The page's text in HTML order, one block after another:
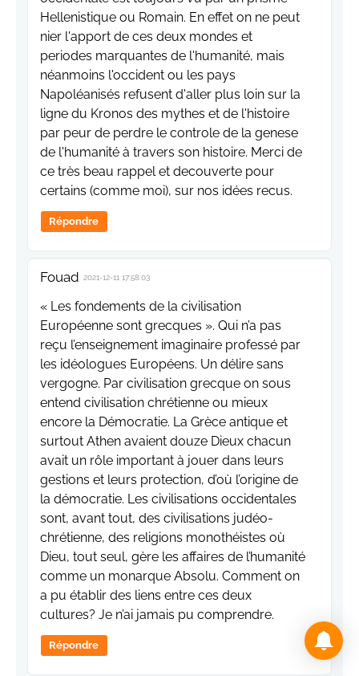
Hellenistique ou Romain. En effet on ne peut
nier l'apport de ces deux mondes et
periodes marquantes de l'humanité, mais
néanmoins l'occident ou les pays
Napoléanisés refusent d'aller plus loin sur la
ligne du Kronos des mythes et de l'histoire
par peur de perdre le controle de la genese
de l'humanité à travers son histoire. Merci de
ce très beau rappel et decouverte pour
certains (comme moi), sur nos idées recus.
Répondre
Fouad 2021-12-11 17:58:03
« Les fondements de la civilisation
Européenne sont grecques ». Qui n’a pas
reçu l’enseignement imaginaire professé par
les idéologues Européens. Un délire sans
vergogne. Par civilisation grecque on sous
entend civilisation chrétienne ou mieux
encore la Démocratie. La Grèce antique et
surtout Athen avaient douze Dieux chacun
avait un rôle important à jouer dans leurs
gestions et leurs protection, d’où l’origine de
la démocratie. Les civilisations occidentales
sont, avant tout, des civilisations judéo-
chrétienne, des religions monothéistes où
Dieu, tout seul, gère les affaires de l’humanité
comme un monarque Absolu. Comment on
a pu établir des liens entre ces deux
cultures? Je n’ai jamais pu comprendre.
Répondre